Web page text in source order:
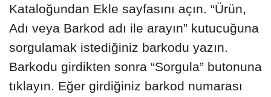
Kataloğundan Ekle sayfasını açın. “Ürün,
Adı veya Barkod adı ile arayın” kutucuğuna
sorgulamak istediğiniz barkodu yazın.
Barkodu girdikten sonra “Sorgula” butonuna
tıklayın. Eğer girdiğiniz barkod numarası